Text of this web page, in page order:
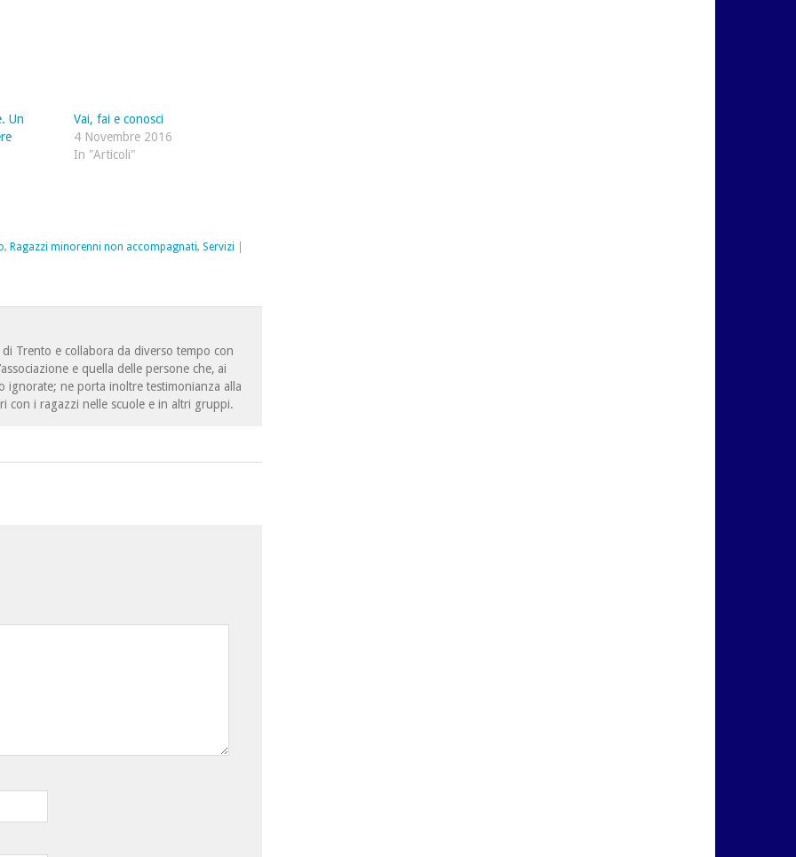
Un
Vai, fai e conosci
4 Novembre 2016
In "Articoli"
, Ragazzi minorenni non accompagnati, Servizi
di Trento e collabora da diverso tempo con
e quella delle persone che, ai
ignorate; ne porta inoltre testimonianza alla
con i ragazzi nelle scuole e in altri gruppi.